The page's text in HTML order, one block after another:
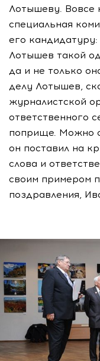
Лотышеву. Вовсе
специальная
его
Лотышев такой
да и не только
делу Лотышев,
журналистской
ответственного
поприще. Можно
он поставил на
слова и
своим примером
поздравления,